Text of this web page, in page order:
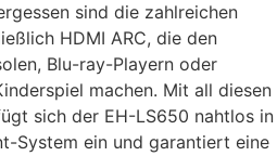
sind die zahlreichen
HDMI ARC, die den
Blu-ray-Playern oder
machen. Mit all diesen
sich der EH-LS650 nahtlos in
System ein und garantiert eine